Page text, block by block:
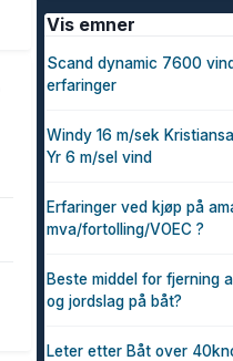
Vis emner
Scand dynamic 7600
erfaringer
Windy 16 m/sek
Yr 6 m/sel vind
Erfaringer ved kjøp på
mva/fortolling/VOEC ?
Beste middel for fjerning
og jordslag på båt?
Leter etter Båt over